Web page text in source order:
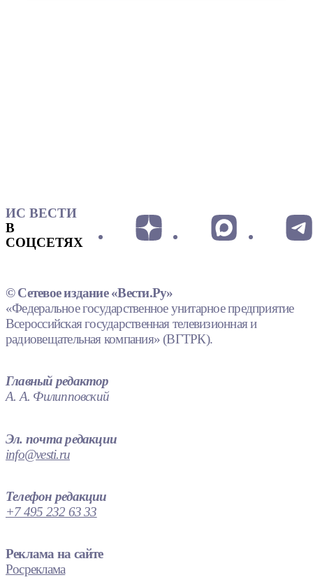
ИС ВЕСТИ
В
СОЦСЕТЯХ
© Сетевое издание «Вести.Ру»
«Федеральное государственное унитарное предприятие
Всероссийская государственная телевизионная и
радиовещательная компания» (ВГТРК).
Главный редактор
А. А. Филипповский
Эл. почта редакции
info@vesti.ru
Телефон редакции
+7 495 232 63 33
Реклама на сайте
Росреклама